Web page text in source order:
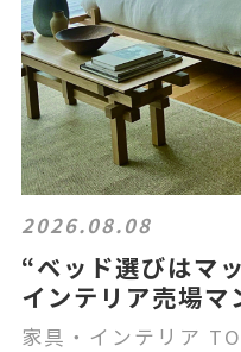
2026.08.08
“ベッド選びはマ
インテリア売場マ
家具・インテリア